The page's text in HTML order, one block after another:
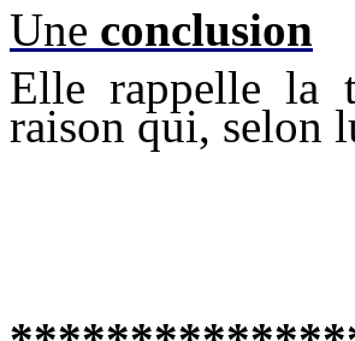
Une conclusion
Elle rappelle la
raison qui, selon